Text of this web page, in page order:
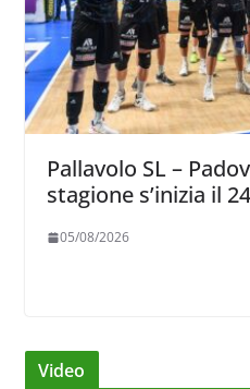
Pallavolo SL –
stagione s’inizia il
05/08/2026
Video